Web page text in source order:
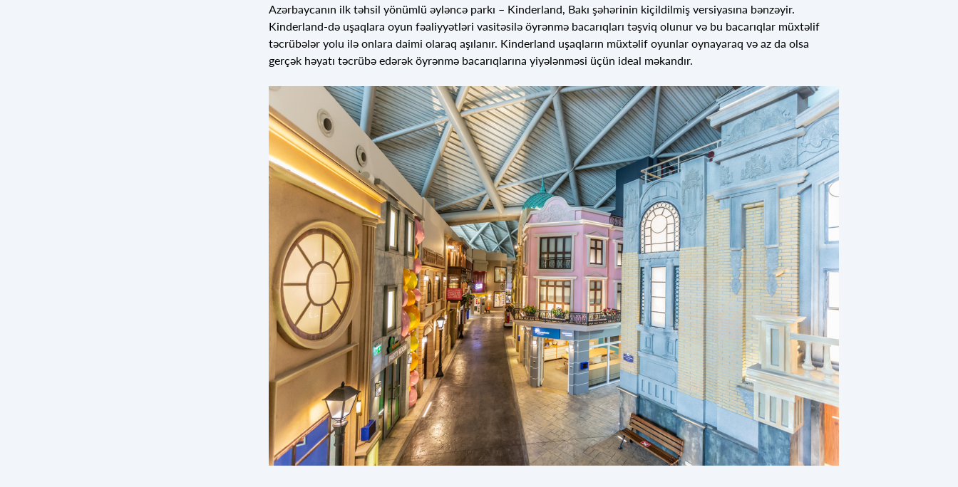
Azərbaycanın ilk təhsil yönümlü əyləncə parkı – Kinderland, Bakı şəhərinin kiçildilmiş versiyasına bənzəyir.
Kinderland-də uşaqlara oyun fəaliyyətləri vasitəsilə öyrənmə bacarıqları təşviq olunur və bu bacarıqlar müxtəlif
təcrübələr yolu ilə onlara daimi olaraq aşılanır. Kinderland uşaqların müxtəlif oyunlar oynayaraq və az da olsa
gerçək həyatı təcrübə edərək öyrənmə bacarıqlarına yiyələnməsi üçün ideal məkandır.